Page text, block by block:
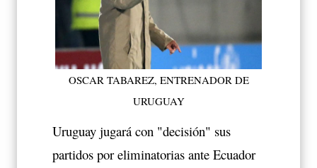
OSCAR TABAREZ, ENTRENADOR DE
URUGUAY
Uruguay jugará con "decisión" sus
partidos por eliminatorias ante Ecuador